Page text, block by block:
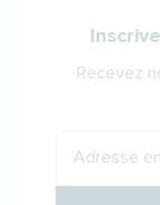
Recevez
Adresse